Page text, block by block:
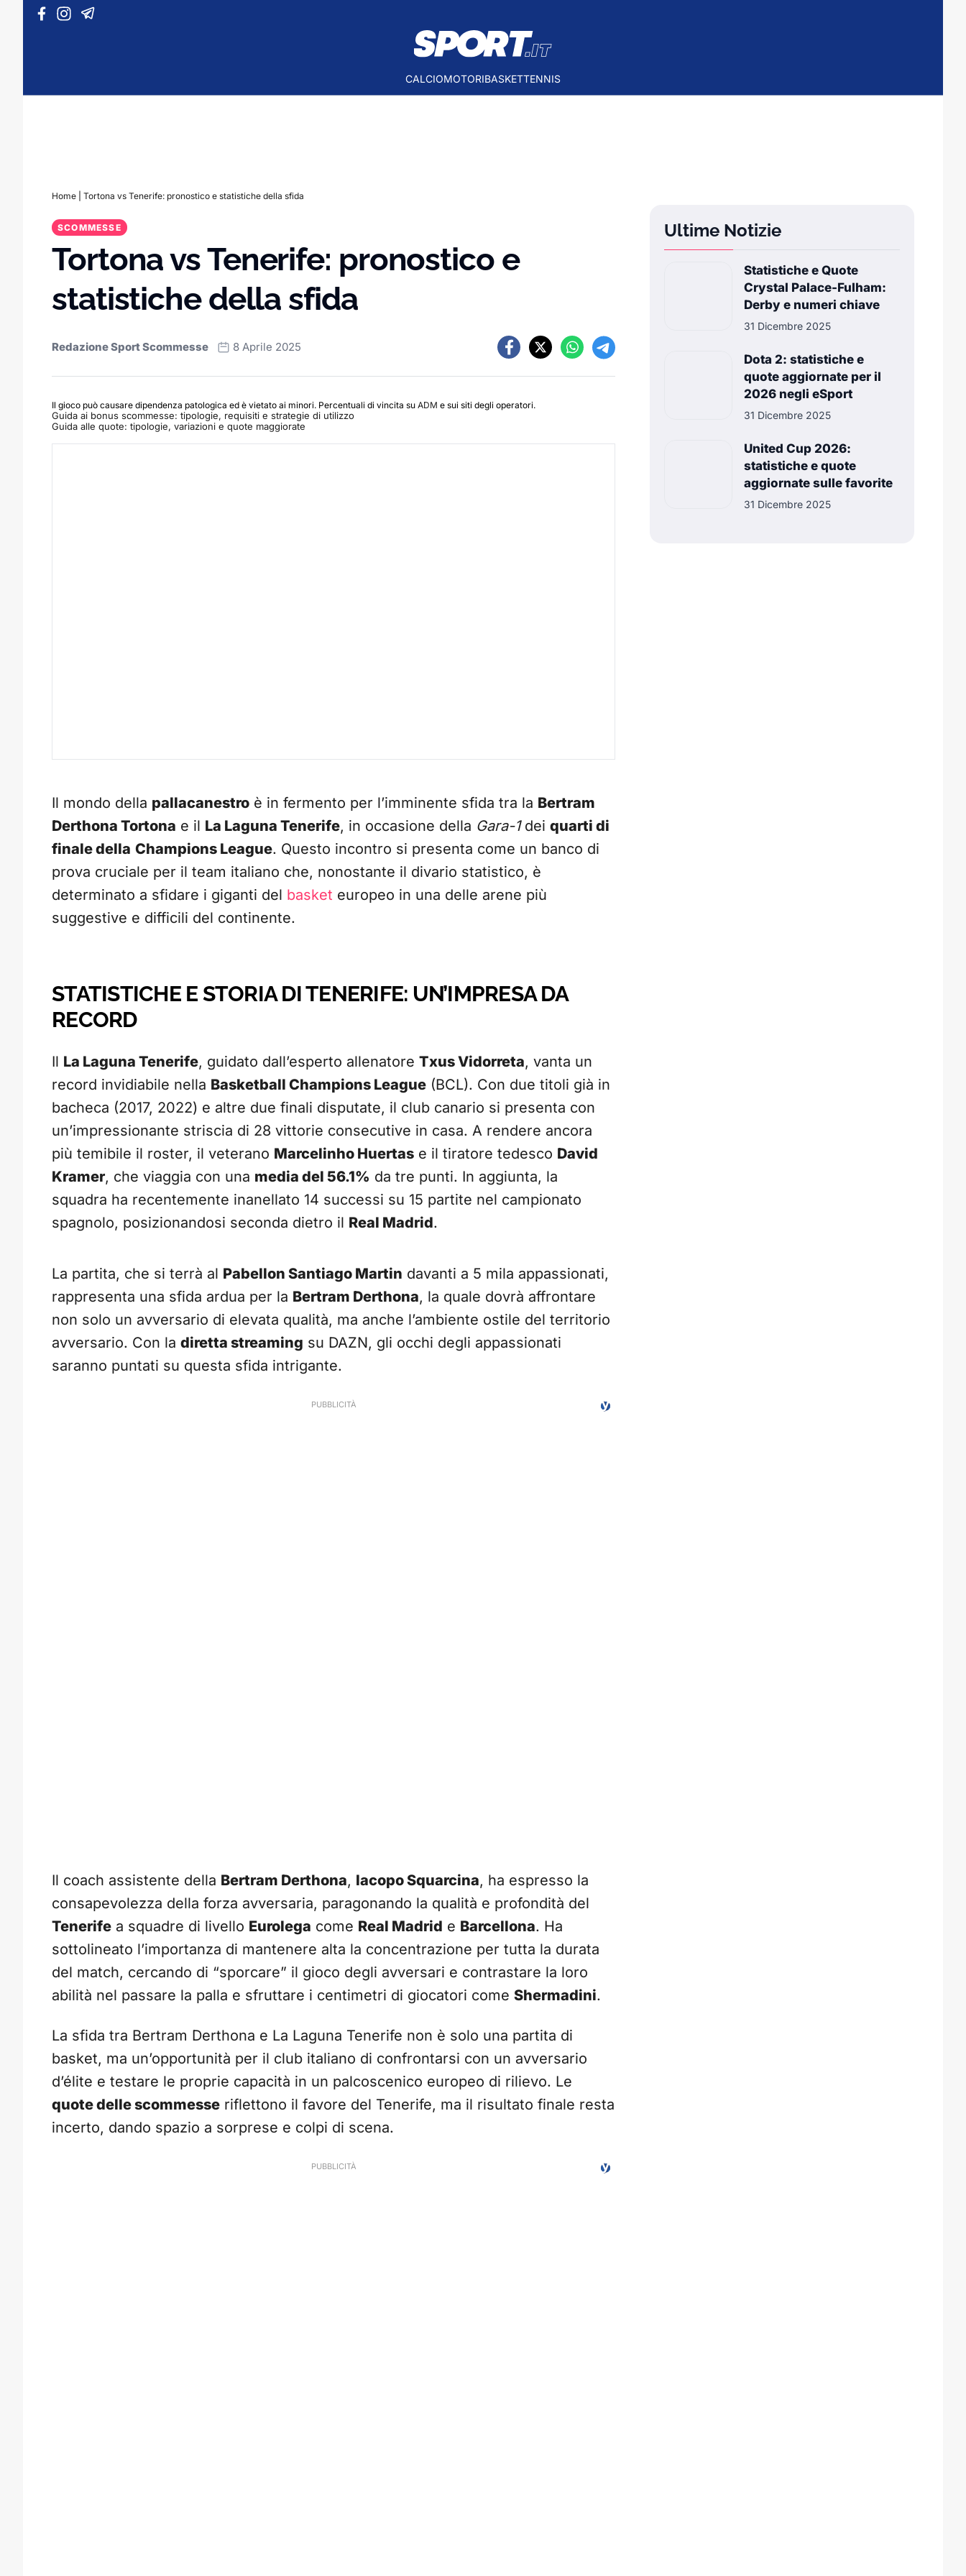
Vai al contenuto
CALCIOMOTORIBASKETTENNIS
Home Tortona vs Tenerife: pronostico e statistiche della sfida
SCOMMESSE
Tortona vs Tenerife: pronostico e
statistiche della sfida
Redazione Sport Scommesse 8 Aprile 2025
Il gioco può causare dipendenza patologica ed è vietato ai minori. Percentuali di vincita su ADM e sui siti degli operatori.
Guida ai bonus scommesse: tipologie, requisiti e strategie di utilizzo
Guida alle quote: tipologie, variazioni e quote maggiorate
Il mondo della pallacanestro è in fermento per l’imminente sfida tra la Bertram
Derthona Tortona e il La Laguna Tenerife, in occasione della Gara-1dei quarti di
finale della Champions League. Questo incontro si presenta come un banco di
prova cruciale per il team italiano che, nonostante il divario statistico, è
determinato a sfidare i giganti del basket europeo in una delle arene più
suggestive e difficili del continente.
STATISTICHE E STORIA DI TENERIFE: UN’IMPRESA DA
RECORD
Il La Laguna Tenerife, guidato dall’esperto allenatore Txus Vidorreta, vanta un
record invidiabile nella Basketball Champions League (BCL). Con due titoli già in
bacheca (2017, 2022) e altre due finali disputate, il club canario si presenta con
un’impressionante striscia di 28 vittorie consecutive in casa. A rendere ancora
più temibile il roster, il veterano Marcelinho Huertas e il tiratore tedesco David
Kramer, che viaggia con una media del 56.1% da tre punti. In aggiunta, la
squadra ha recentemente inanellato 14 successi su 15 partite nel campionato
spagnolo, posizionandosi seconda dietro il Real Madrid.
La partita, che si terrà al Pabellon Santiago Martin davanti a 5 mila appassionati,
rappresenta una sfida ardua per la Bertram Derthona, la quale dovrà affrontare
non solo un avversario di elevata qualità, ma anche l’ambiente ostile del territorio
avversario. Con la diretta streaming su DAZN, gli occhi degli appassionati
saranno puntati su questa sfida intrigante.
Il coach assistente della Bertram Derthona, Iacopo Squarcina, ha espresso la
consapevolezza della forza avversaria, paragonando la qualità e profondità del
Tenerife a squadre di livello Eurolega come Real Madrid e Barcellona. Ha
sottolineato l’importanza di mantenere alta la concentrazione per tutta la durata
del match, cercando di “sporcare” il gioco degli avversari e contrastare la loro
abilità nel passare la palla e sfruttare i centimetri di giocatori come Shermadini.
La sfida tra Bertram Derthona e La Laguna Tenerife non è solo una partita di
basket, ma un’opportunità per il club italiano di confrontarsi con un avversario
d’élite e testare le proprie capacità in un palcoscenico europeo di rilievo. Le
quote delle scommesse riflettono il favore del Tenerife, ma il risultato finale resta
incerto, dando spazio a sorprese e colpi di scena.
Ultime Notizie
Statistiche e Quote
Crystal Palace-Fulham:
Derby e numeri chiave
31 Dicembre 2025
Dota 2: statistiche e
quote aggiornate per il
2026 negli eSport
31 Dicembre 2025
United Cup 2026:
statistiche e quote
aggiornate sulle favorite
31 Dicembre 2025